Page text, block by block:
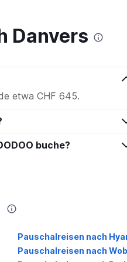
Danvers
etwa CHF 645.
buche?
Pauschalreisen nach
Pauschalreisen nach